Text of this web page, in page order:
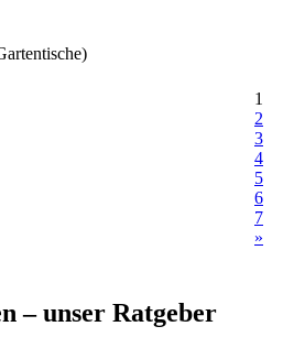
1
2
3
4
5
6
7
»
– unser Ratgeber